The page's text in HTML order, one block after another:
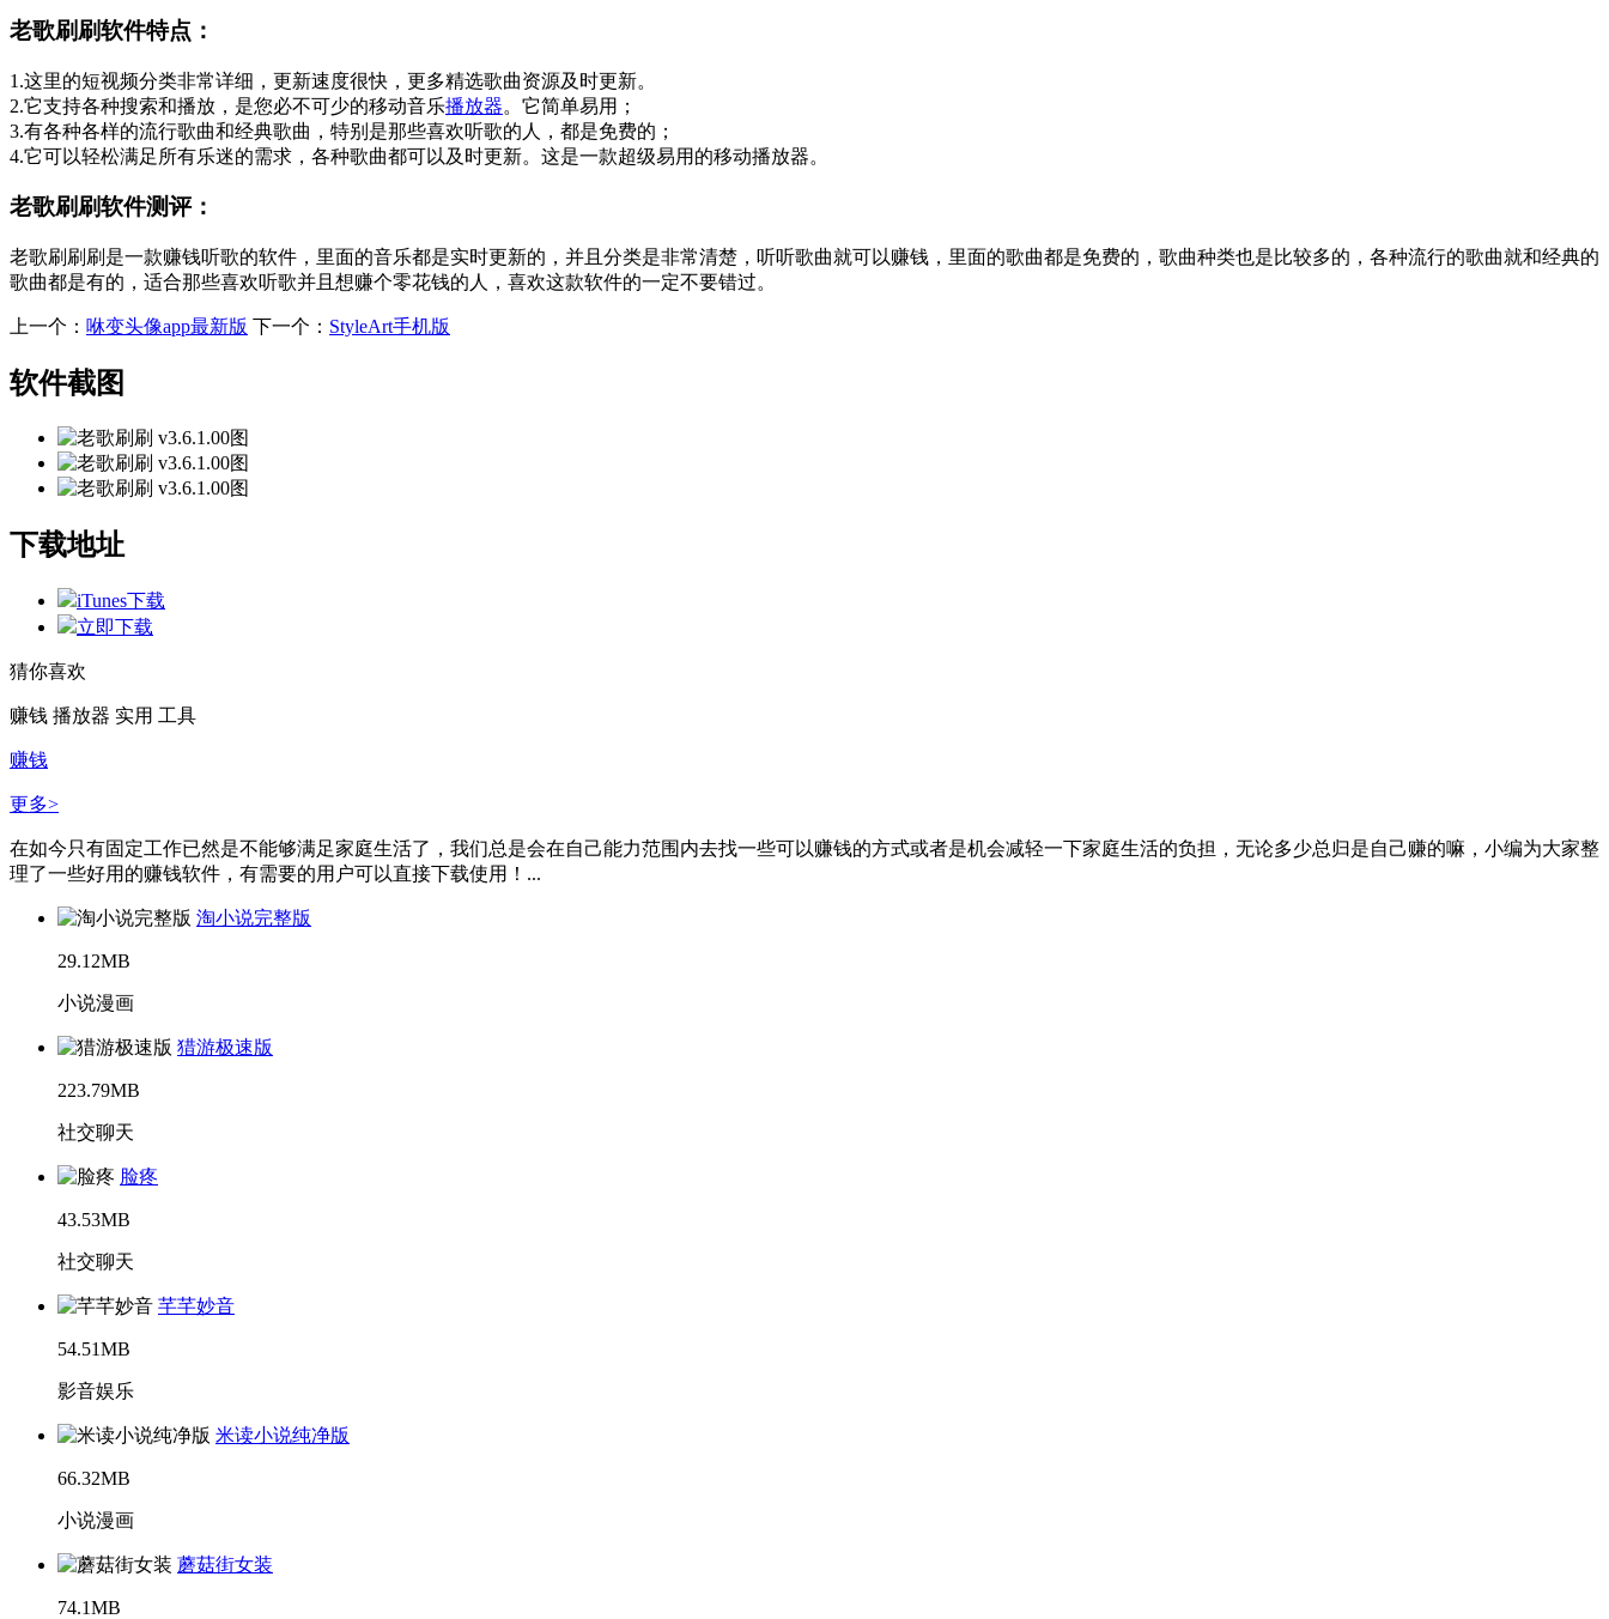
老歌刷刷软件特点：
1.这里的短视频分类非常详细，更新速度很快，更多精选歌曲资源及时更新。
2.它支持各种搜索和播放，是您必不可少的移动音乐播放器。它简单易用；
3.有各种各样的流行歌曲和经典歌曲，特别是那些喜欢听歌的人，都是免费的；
4.它可以轻松满足所有乐迷的需求，各种歌曲都可以及时更新。这是一款超级易用的移动播放器。
老歌刷刷软件测评：
老歌刷刷刷是一款赚钱听歌的软件，里面的音乐都是实时更新的，并且分类是非常清楚，听听歌曲就可以赚钱，里面的歌曲都是免费的，歌曲种类也是比较多的，各种流行的歌曲就和经典的
歌曲都是有的，适合那些喜欢听歌并且想赚个零花钱的人，喜欢这款软件的一定不要错过。
上一个： 咻变头像app最新版 下一个： StyleArt手机版
软件截图
下载地址
iTunes下载
立即下载
猜你喜欢
赚钱 播放器 实用 工具
赚钱
更多>
在如今只有固定工作已然是不能够满足家庭生活了，我们总是会在自己能力范围内去找一些可以赚钱的方式或者是机会减轻一下家庭生活的负担，无论多少总归是自己赚的嘛，小编为大家整
理了一些好用的赚钱软件，有需要的用户可以直接下载使用！...
淘小说完整版
29.12MB
小说漫画
猎游极速版
223.79MB
社交聊天
脸疼
43.53MB
社交聊天
芊芊妙音
54.51MB
影音娱乐
米读小说纯净版
66.32MB
小说漫画
蘑菇街女装
74.1MB